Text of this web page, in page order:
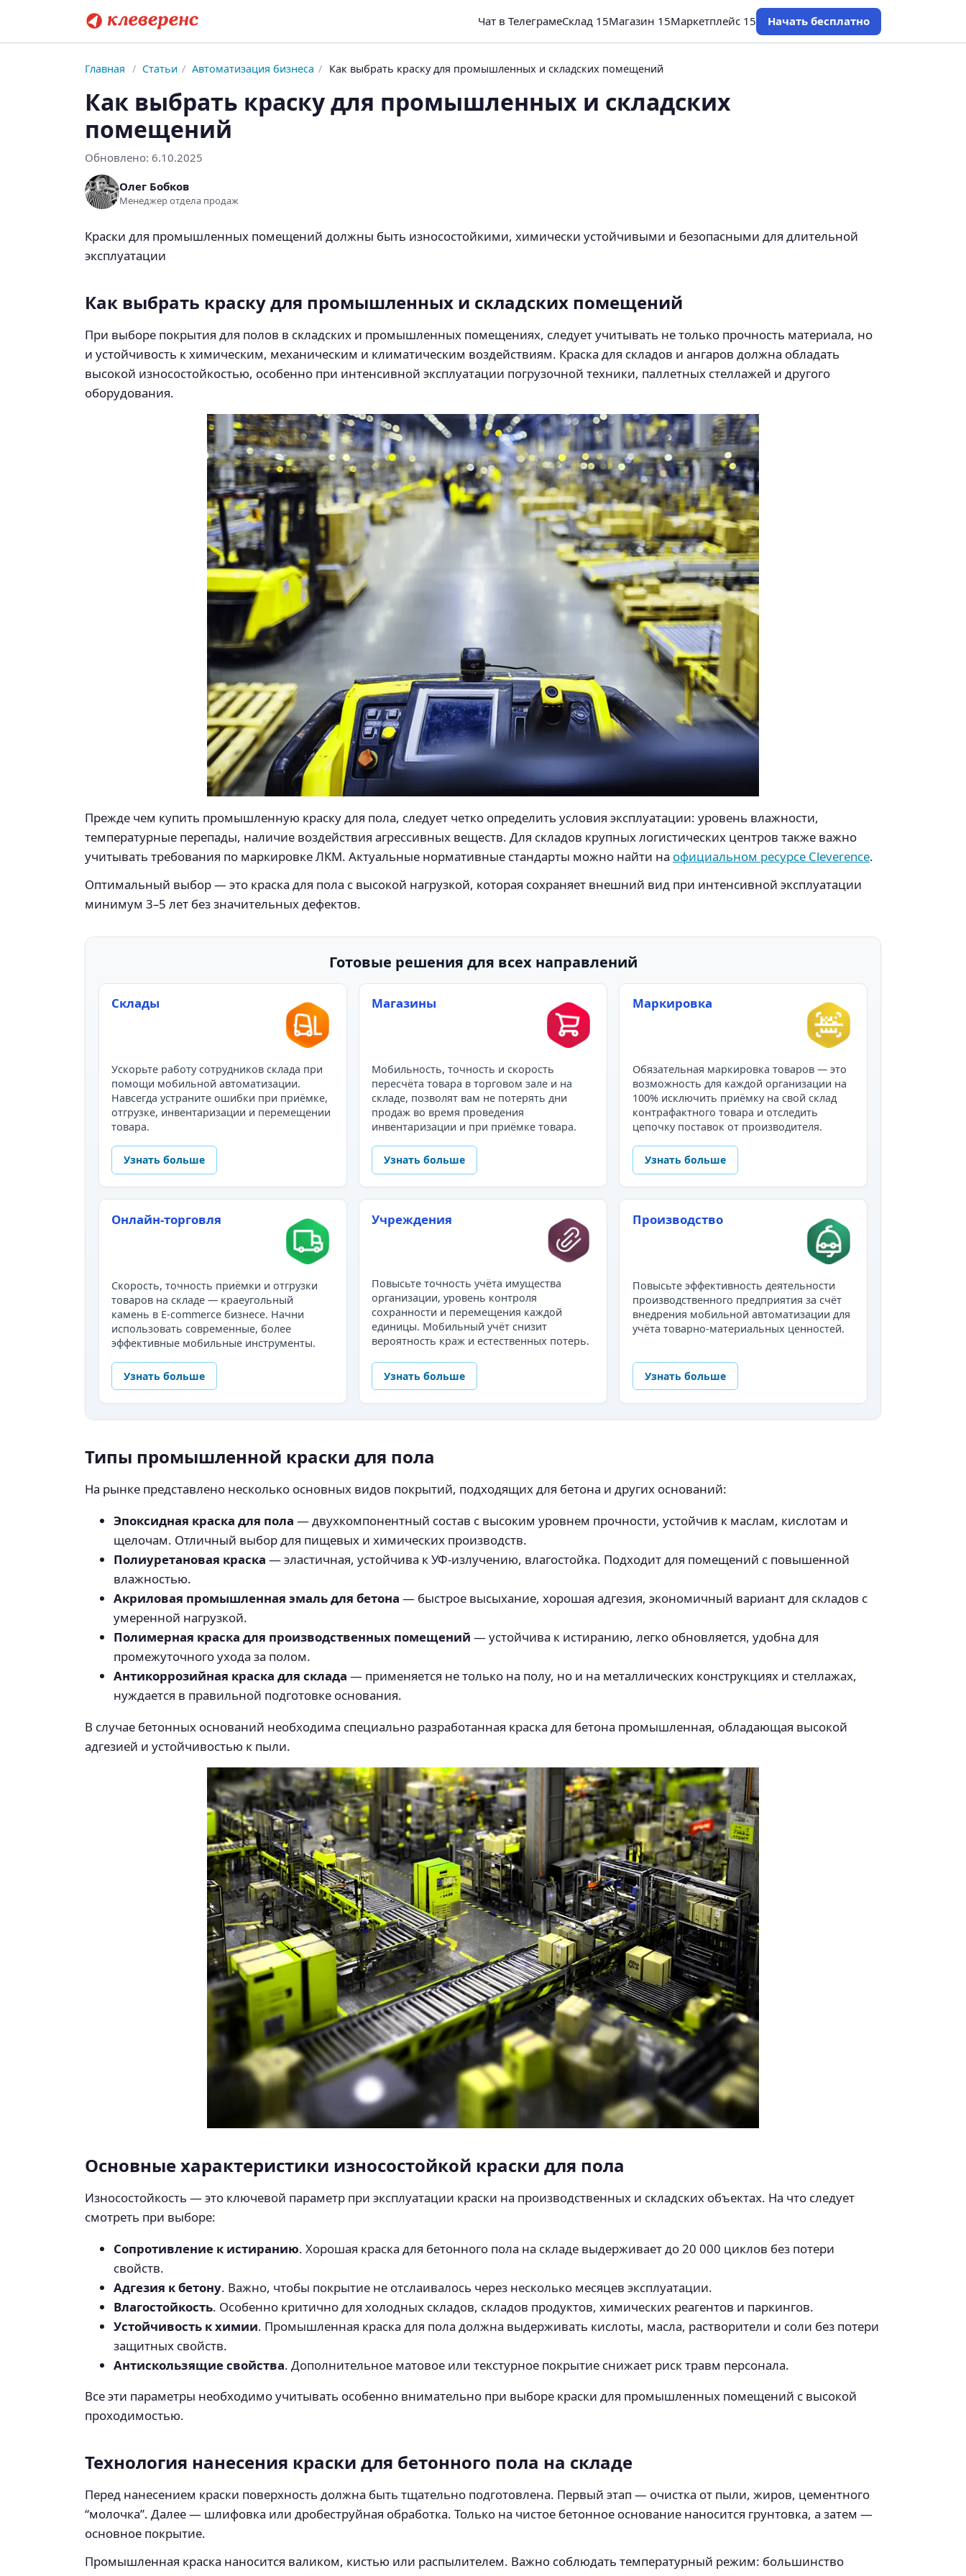
Чат в ТелеграмеСклад 15Магазин 15Маркетплейс 15 Начать бесплатно
Главная / Статьи / Автоматизация бизнеса / Как выбрать краску для промышленных и складских помещений
Как выбрать краску для промышленных и складских
помещений
Обновлено: 6.10.2025
Олег Бобков
Менеджер отдела продаж
Краски для промышленных помещений должны быть износостойкими, химически устойчивыми и безопасными для длительной
эксплуатации
Как выбрать краску для промышленных и складских помещений
При выборе покрытия для полов в складских и промышленных помещениях, следует учитывать не только прочность материала, но
и устойчивость к химическим, механическим и климатическим воздействиям. Краска для складов и ангаров должна обладать
высокой износостойкостью, особенно при интенсивной эксплуатации погрузочной техники, паллетных стеллажей и другого
оборудования.
Прежде чем купить промышленную краску для пола, следует четко определить условия эксплуатации: уровень влажности,
температурные перепады, наличие воздействия агрессивных веществ. Для складов крупных логистических центров также важно
учитывать требования по маркировке ЛКМ. Актуальные нормативные стандарты можно найти на официальном ресурсе Cleverence.
Оптимальный выбор — это краска для пола с высокой нагрузкой, которая сохраняет внешний вид при интенсивной эксплуатации
минимум 3–5 лет без значительных дефектов.
Готовые решения для всех направлений
Склады
Ускорьте работу сотрудников склада при
помощи мобильной автоматизации.
Навсегда устраните ошибки при приёмке,
отгрузке, инвентаризации и перемещении
товара.
Узнать больше
Магазины
Мобильность, точность и скорость
пересчёта товара в торговом зале и на
складе, позволят вам не потерять дни
продаж во время проведения
инвентаризации и при приёмке товара.
Узнать больше
Маркировка
Обязательная маркировка товаров — это
возможность для каждой организации на
100% исключить приёмку на свой склад
контрафактного товара и отследить
цепочку поставок от производителя.
Узнать больше
Онлайн-торговля
Скорость, точность приёмки и отгрузки
товаров на складе — краеугольный
камень в E-commerce бизнесе. Начни
использовать современные, более
эффективные мобильные инструменты.
Узнать больше
Учреждения
Повысьте точность учёта имущества
организации, уровень контроля
сохранности и перемещения каждой
единицы. Мобильный учёт снизит
вероятность краж и естественных потерь.
Узнать больше
Производство
Повысьте эффективность деятельности
производственного предприятия за счёт
внедрения мобильной автоматизации для
учёта товарно-материальных ценностей.
Узнать больше
Типы промышленной краски для пола
На рынке представлено несколько основных видов покрытий, подходящих для бетона и других оснований:
Эпоксидная краска для пола — двухкомпонентный состав с высоким уровнем прочности, устойчив к маслам, кислотам и
щелочам. Отличный выбор для пищевых и химических производств.
Полиуретановая краска — эластичная, устойчива к УФ-излучению, влагостойка. Подходит для помещений с повышенной
влажностью.
Акриловая промышленная эмаль для бетона — быстрое высыхание, хорошая адгезия, экономичный вариант для складов с
умеренной нагрузкой.
Полимерная краска для производственных помещений — устойчива к истиранию, легко обновляется, удобна для
промежуточного ухода за полом.
Антикоррозийная краска для склада — применяется не только на полу, но и на металлических конструкциях и стеллажах,
нуждается в правильной подготовке основания.
В случае бетонных оснований необходима специально разработанная краска для бетона промышленная, обладающая высокой
адгезией и устойчивостью к пыли.
Основные характеристики износостойкой краски для пола
Износостойкость — это ключевой параметр при эксплуатации краски на производственных и складских объектах. На что следует
смотреть при выборе:
Сопротивление к истиранию. Хорошая краска для бетонного пола на складе выдерживает до 20 000 циклов без потери
свойств.
Адгезия к бетону. Важно, чтобы покрытие не отслаивалось через несколько месяцев эксплуатации.
Влагостойкость. Особенно критично для холодных складов, складов продуктов, химических реагентов и паркингов.
Устойчивость к химии. Промышленная краска для пола должна выдерживать кислоты, масла, растворители и соли без потери
защитных свойств.
Антискользящие свойства. Дополнительное матовое или текстурное покрытие снижает риск травм персонала.
Все эти параметры необходимо учитывать особенно внимательно при выборе краски для промышленных помещений с высокой
проходимостью.
Технология нанесения краски для бетонного пола на складе
Перед нанесением краски поверхность должна быть тщательно подготовлена. Первый этап — очистка от пыли, жиров, цементного
“молочка”. Далее — шлифовка или дробеструйная обработка. Только на чистое бетонное основание наносится грунтовка, а затем —
основное покрытие.
Промышленная краска наносится валиком, кистью или распылителем. Важно соблюдать температурный режим: большинство